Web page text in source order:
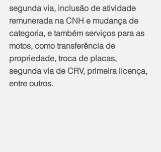
segunda via, inclusão de atividade
remunerada na CNH e mudança de
categoria, e também serviços para as
motos, como transferência de
propriedade, troca de placas,
segunda via de CRV, primeira licença,
entre outros.